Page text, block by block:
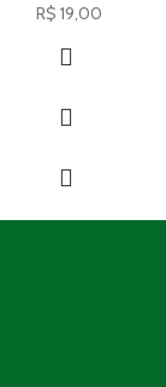
R$ 19,00